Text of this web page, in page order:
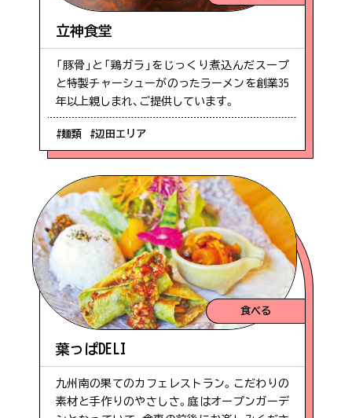
立神食堂
「豚骨」と「鶏ガラ」をじっくり煮込んだスープ
と特製チャーシューがのったラーメンを創業35
年以上親しまれ、ご提供しています。
#麺類 #辺田エリア
食べる
葉っぱDELI
九州南の果てのカフェレストラン。こだわりの
素材と手作りのやさしさ。庭はオープンガーデ